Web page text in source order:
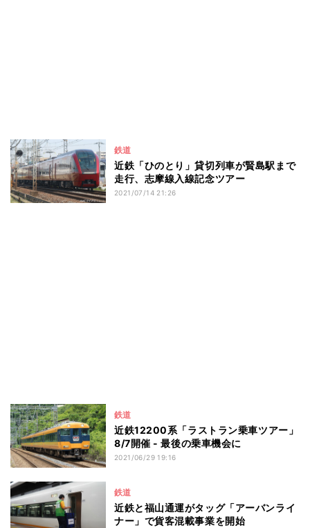
鉄道
近鉄「ひのとり」貸切列車が賢島駅まで
走行、志摩線入線記念ツアー
2021/07/14 21:26
鉄道
近鉄12200系「ラストラン乗車ツアー」
8/7開催 - 最後の乗車機会に
2021/06/29 19:16
鉄道
近鉄と福山通運がタッグ「アーバンライ
ナー」で貨客混載事業を開始